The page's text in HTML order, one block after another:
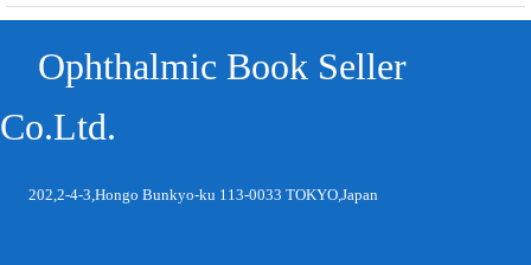
Ophthalmic Book Seller
Co.Ltd.
202,2-4-3,Hongo Bunkyo-ku 113-0033 TOKYO,Japan